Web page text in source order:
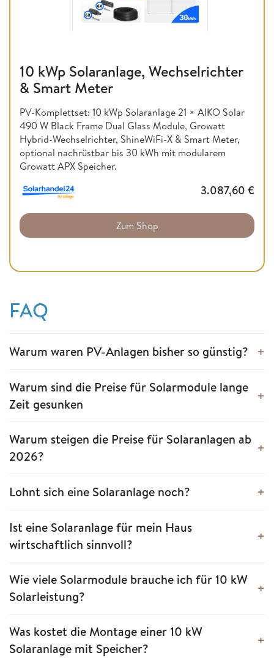
10 kWp Solaranlage, Wechselrichter
& Smart Meter
PV-Komplettset: 10 kWp Solaranlage 21 × AIKO Solar
490 W Black Frame Dual Glass Module, Growatt
Hybrid-Wechselrichter, ShineWiFi-X & Smart Meter,
optional nachrüstbar bis 30 kWh mit modularem
Growatt APX Speicher.
3.087,60 €
Zum Shop
FAQ
Warum waren PV-Anlagen bisher so günstig?
Warum sind die Preise für Solarmodule lange
Zeit gesunken
Warum steigen die Preise für Solaranlagen ab
2026?
Lohnt sich eine Solaranlage noch?
Ist eine Solaranlage für mein Haus
wirtschaftlich sinnvoll?
Wie viele Solarmodule brauche ich für 10 kW
Solarleistung?
Was kostet die Montage einer 10 kW
Solaranlage mit Speicher?